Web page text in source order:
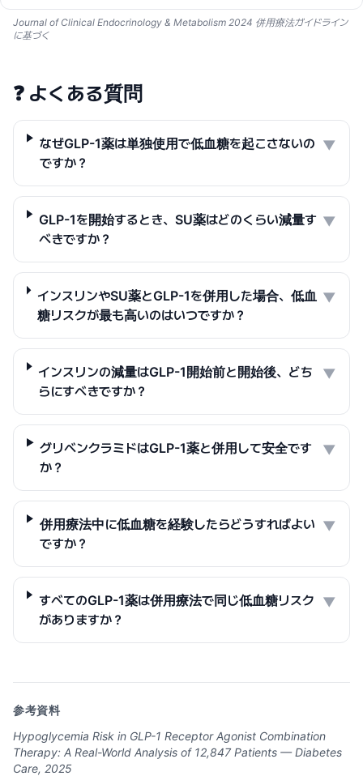
Journal of Clinical Endocrinology & Metabolism 2024 併用療法ガイドライン
に基づく
❓ よくある質問
なぜGLP-1薬は単独使用で低血糖を起こさないの
ですか？
▼
GLP-1を開始するとき、SU薬はどのくらい減量す
べきですか？
▼
インスリンやSU薬とGLP-1を併用した場合、低血
糖リスクが最も高いのはいつですか？
▼
インスリンの減量はGLP-1開始前と開始後、どち
らにすべきですか？
▼
グリベンクラミドはGLP-1薬と併用して安全です
か？
▼
併用療法中に低血糖を経験したらどうすればよい
ですか？
▼
すべてのGLP-1薬は併用療法で同じ低血糖リスク
がありますか？
▼
参考資料
Hypoglycemia Risk in GLP-1 Receptor Agonist Combination
Therapy: A Real-World Analysis of 12,847 Patients — Diabetes
Care, 2025